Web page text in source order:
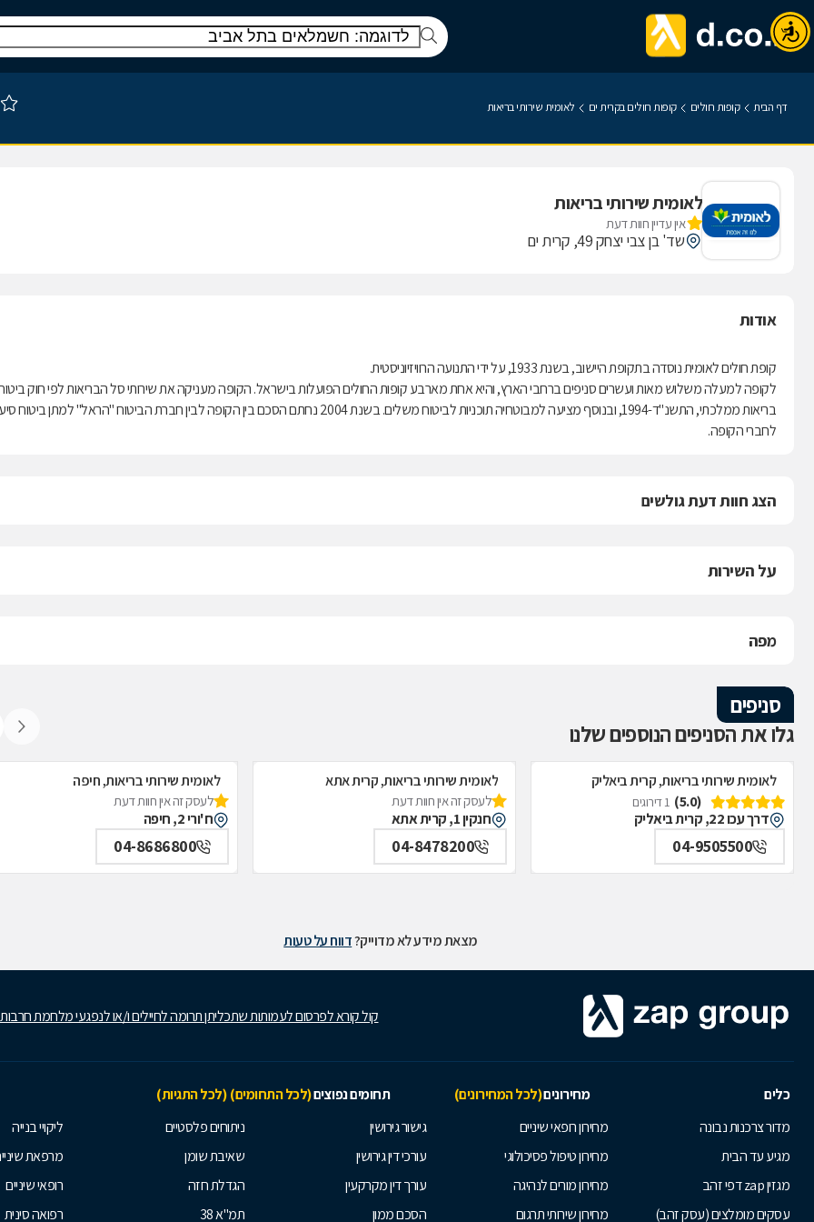
דף הבית קופות חולים קופות חולים בקרית ים לאומית שירותי בריאות
לאומית שירותי בריאות
אין עדיין חוות דעת
שד' בן צבי יצחק 49, קרית ים
אודות
קופת חולים לאומית נוסדה בתקופת היישוב, בשנת 1933, על ידי התנועה הרוויזיוניסטית.
לקופה למעלה משלוש מאות ועשרים סניפים ברחבי הארץ, והיא אחת מארבע קופות החולים הפועלות בישראל. הקופה מעניקה את שירותי סל הבריאות לפי חוק
בריאות ממלכתי, התשנ"ד-1994, ובנוסף מציעה למבוטחיה תוכניות לביטוח משלים. בשנת 2004 נחתם הסכם בין הקופה לבין חברת הביטוח "הראל" למתן ביטוח
לחברי הקופה.
הצג חוות דעת גולשים
על השירות
מפה
סניפים
גלו את הסניפים הנוספים שלנו
לאומית שירותי בריאות, קרית ביאליק
(5.0)
1 דירוגים
דרך עכו 22, קרית ביאליק
04-9505500
לאומית שירותי בריאות, קרית אתא
לעסק זה אין חוות דעת
חנקין 1, קרית אתא
04-8478200
לאומית שירותי בריאות, חיפה
לעסק זה אין חוות דעת
ח'ורי 2, חיפה
04-8686800
מצאת מידע לא מדוייק?דווח על טעות
קול קורא לפרסום לעמותות שתכליתן תרומה לחיילים ו/או לנפגעי מלחמת
כלים מחירונים(לכל המחירונים) תחומים נפוצים(לכל התחומים) (לכל התגיות)
מדור צרכנות נבונה
מגיע עד הבית
מגזין zap דפי זהב
עסקים מומלצים (עסק זהב)
מחירון רופאי שיניים
מחירון טיפול פסיכולוגי
מחירון מורים לנהיגה
מחירון שירותי תרגום
גישור גירושין
עורכי דין גירושין
עורך דין מקרקעין
הסכם ממון
ניתוחים פלסטיים
שאיבת שומן
הגדלת חזה
תמ"א 38
ליקויי בנייה
מרפאת
רופאי שיניים
רפואה סינית